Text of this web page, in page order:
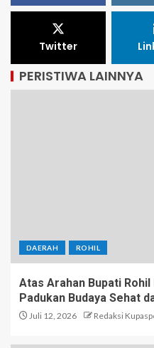
Twitter
PERISTIWA LAINNYA
DAERAH ROHIL
Atas Arahan Bupati Rohil
Padukan Budaya Sehat
Juli 12, 2026 Redaksi